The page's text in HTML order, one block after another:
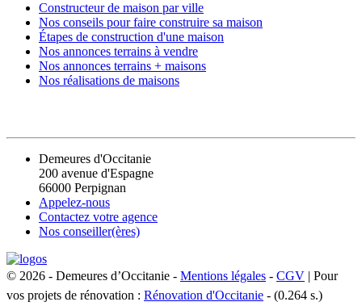
Constructeur de maison par ville
Nos conseils pour faire construire sa maison
Étapes de construction d'une maison
Nos annonces terrains à vendre
Nos annonces terrains + maisons
Nos réalisations de maisons
Demeures d'Occitanie
200 avenue d'Espagne
66000 Perpignan
Appelez-nous
Contactez votre agence
Nos conseiller(ères)
© 2026 - Demeures d’Occitanie - Mentions légales - CGV | Pour
vos projets de rénovation : Rénovation d'Occitanie - (0.264 s.)